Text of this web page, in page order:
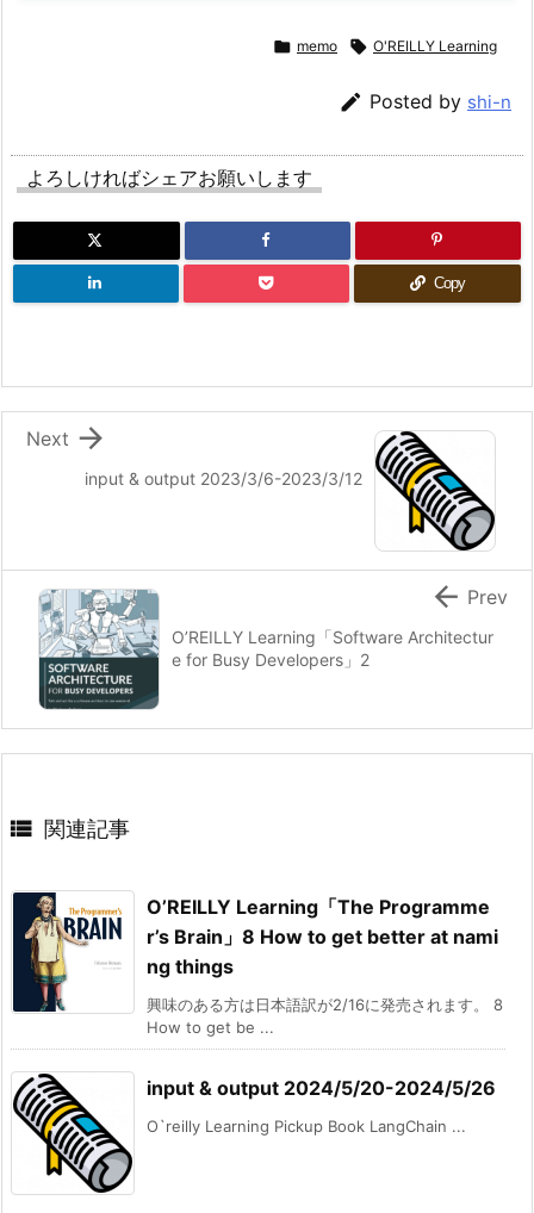
 memo  O'REILLY Learning
 Posted by shi-n
よろしければシェアお願いします
Copy
input & output 2023/3/6-2023/3/12

Next
O’REILLY Learning「Software Architectur
e for Busy Developers」2
 Prev
 関連記事
O’REILLY Learning「The Programme
r’s Brain」8 How to get better at nami
ng things
興味のある方は日本語訳が2/16に発売されます。 8
How to get be ...
input & output 2024/5/20-2024/5/26
O`reilly Learning Pickup Book LangChain ...